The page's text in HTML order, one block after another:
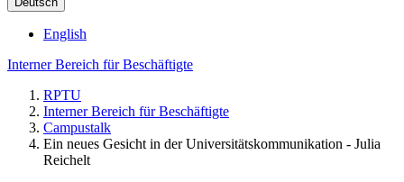
English
Interner Bereich für Beschäftigte
RPTU
Interner Bereich für Beschäftigte
Campustalk
Ein neues Gesicht in der Universitätskommunikation - Julia
Reichelt